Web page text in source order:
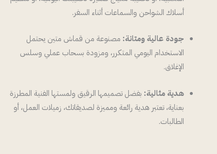
أسلاك الشواحن والسماعات أثناء السفر.
جودة عالية ومتانة: مصنوعة من قماش متين يحتمل
الاستخدام اليومي المتكرر، ومزودة بسحاب عملي وسلس
الإغلاق.
هدية مثالية: بفضل تصميمها الرقيق ولمستها الفنية المطرزة
بعناية، تعتبر هدية رائعة ومميزة لصديقاتك، زميلات العمل، أو
الطالبات.